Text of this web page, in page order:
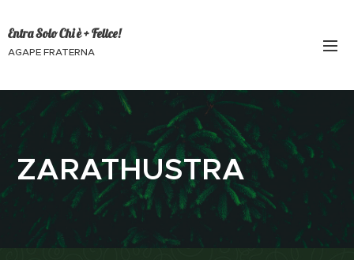
Entra Solo Chi è + Felice!
AGAPE FRATERNA
ZARATHUSTRA